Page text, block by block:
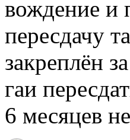
вождение и
пересдачу
закреплён
гаи
6 месяцев